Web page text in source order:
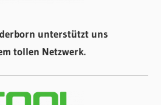
unterstützt uns
tollen Netzwerk.